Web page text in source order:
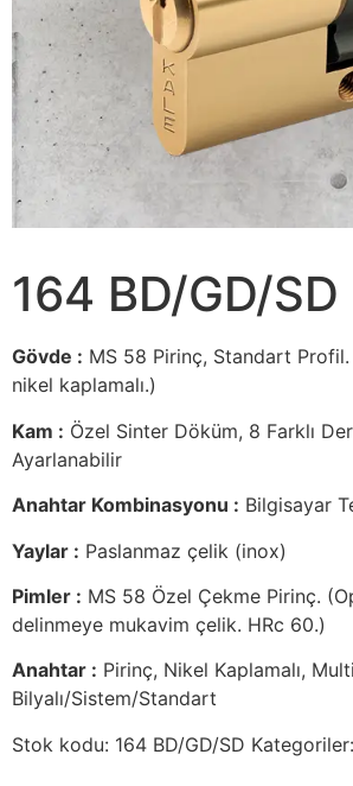
164 BD/GD/SD
Gövde : MS 58 Pirinç, Standart
nikel kaplamalı.)
Kam : Özel Sinter Döküm, 8 Farklı
Ayarlanabilir
Anahtar Kombinasyonu : Bilgisayar
Yaylar : Paslanmaz çelik (inox)
Pimler : MS 58 Özel Çekme Pirinç.
delinmeye mukavim çelik. HRc 60.)
Anahtar : Pirinç, Nikel Kaplamalı,
Bilyalı/Sistem/Standart
Stok kodu: 164 BD/GD/SD Kategoriler: